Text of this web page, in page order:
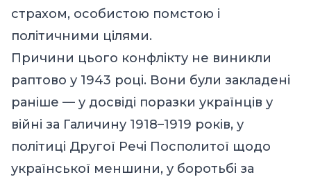
страхом, особистою помстою і
політичними цілями.
Причини цього конфлікту не виникли
раптово у 1943 році. Вони були закладені
раніше — у досвіді поразки українців у
війні за Галичину 1918–1919 років, у
політиці Другої Речі Посполитої щодо
української меншини, у боротьбі за